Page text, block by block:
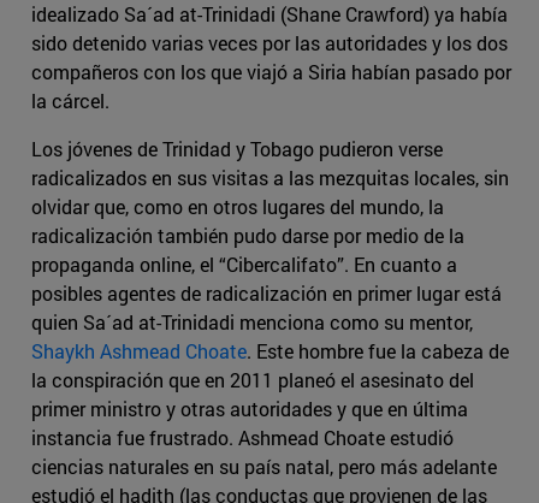
idealizado Sa´ad at-Trinidadi (Shane Crawford) ya había
sido detenido varias veces por las autoridades y los dos
compañeros con los que viajó a Siria habían pasado por
la cárcel.
Los jóvenes de Trinidad y Tobago pudieron verse
radicalizados en sus visitas a las mezquitas locales, sin
olvidar que, como en otros lugares del mundo, la
radicalización también pudo darse por medio de la
propaganda online, el “Cibercalifato”. En cuanto a
posibles agentes de radicalización en primer lugar está
quien Sa´ad at-Trinidadi menciona como su mentor,
Shaykh Ashmead Choate. Este hombre fue la cabeza de
la conspiración que en 2011 planeó el asesinato del
primer ministro y otras autoridades y que en última
instancia fue frustrado. Ashmead Choate estudió
ciencias naturales en su país natal, pero más adelante
estudió el hadith (las conductas que provienen de las